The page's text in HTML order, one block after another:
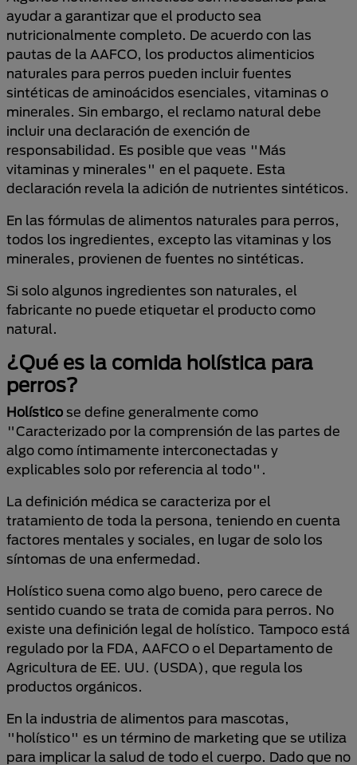
ayudar a garantizar que el producto sea
nutricionalmente completo. De acuerdo con las
pautas de la AAFCO, los productos alimenticios
naturales para perros pueden incluir fuentes
sintéticas de aminoácidos esenciales, vitaminas o
minerales. Sin embargo, el reclamo natural debe
incluir una declaración de exención de
responsabilidad. Es posible que veas "Más
vitaminas y minerales" en el paquete. Esta
declaración revela la adición de nutrientes sintéticos.
En las fórmulas de alimentos naturales para perros,
todos los ingredientes, excepto las vitaminas y los
minerales, provienen de fuentes no sintéticas.
Si solo algunos ingredientes son naturales, el
fabricante no puede etiquetar el producto como
natural.
¿Qué es la comida holística para
perros?
Holístico se define generalmente como
"Caracterizado por la comprensión de las partes de
algo como íntimamente interconectadas y
explicables solo por referencia al todo".
La definición médica se caracteriza por el
tratamiento de toda la persona, teniendo en cuenta
factores mentales y sociales, en lugar de solo los
síntomas de una enfermedad.
Holístico suena como algo bueno, pero carece de
sentido cuando se trata de comida para perros. No
existe una definición legal de holístico. Tampoco está
regulado por la FDA, AAFCO o el Departamento de
Agricultura de EE. UU. (USDA), que regula los
productos orgánicos.
En la industria de alimentos para mascotas,
"holístico" es un término de marketing que se utiliza
para implicar la salud de todo el cuerpo. Dado que no